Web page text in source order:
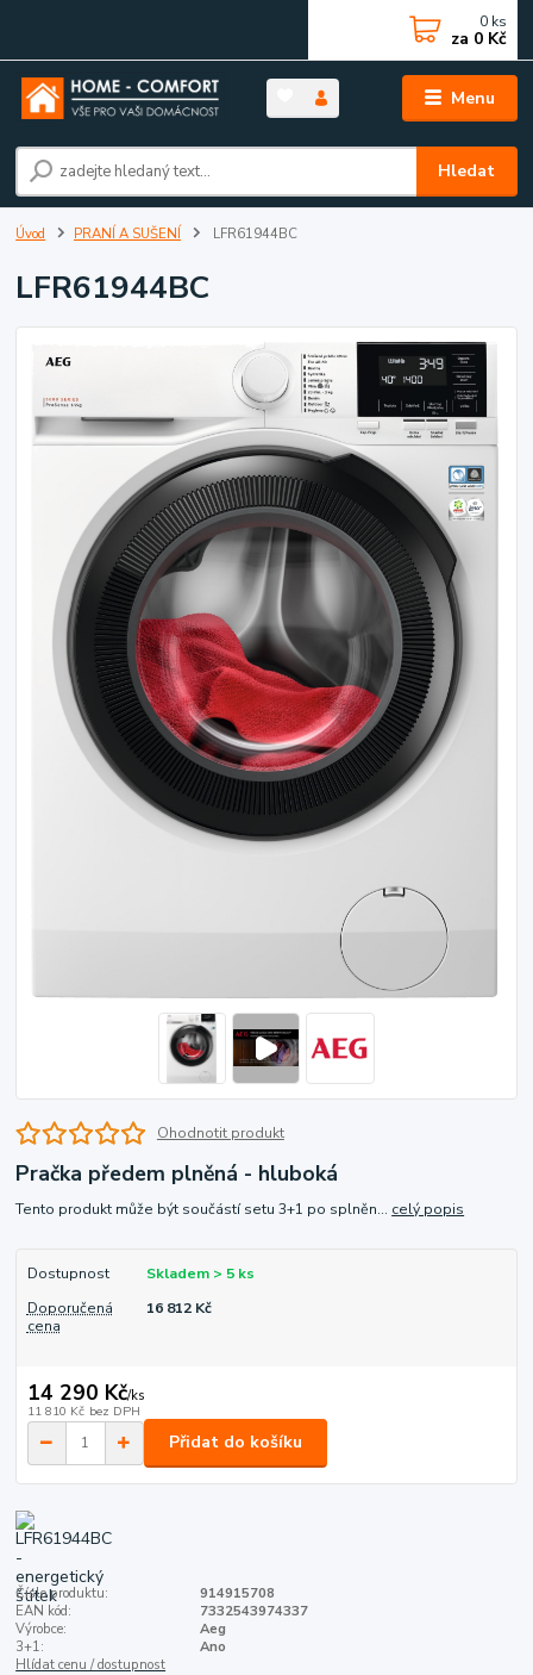
Menu
Hledat
0 ks
za 0 Kč
Úvod PRANÍ A SUŠENÍ LFR61944BC
LFR61944BC
Ohodnotit produkt
Pračka předem plněná - hluboká
Tento produkt může být součástí setu 3+1 po splněn... celý popis
Dostupnost
Skladem > 5 ks
Doporučená
cena
16 812 Kč
14 290 Kč/ks
11 810 Kč bez DPH
Přidat do košíku
Číslo produktu:
914915708
EAN kód:
7332543974337
Výrobce:
Aeg
3+1:
Ano
Hlídat cenu / dostupnost